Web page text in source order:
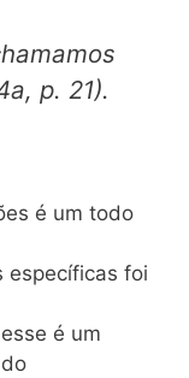
p. 21).
é um todo
específicas foi
é um